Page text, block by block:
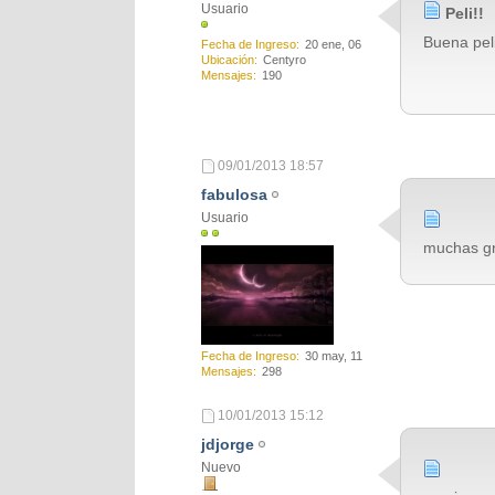
Usuario
Fecha de Ingreso
20 ene, 06
Ubicación
Centyro
Mensajes
190
Peli!!
Buena
09/01/2013 18:57
fabulosa
Usuario
Fecha de Ingreso
30 may, 11
Mensajes
298
muchas
10/01/2013 15:12
jdjorge
Nuevo